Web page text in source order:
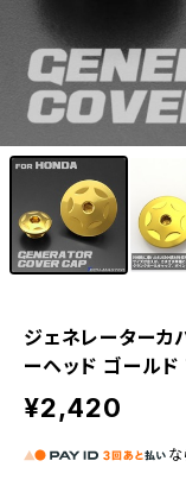
ジェネレーターカ
ーヘッド ゴール
¥2,420
な